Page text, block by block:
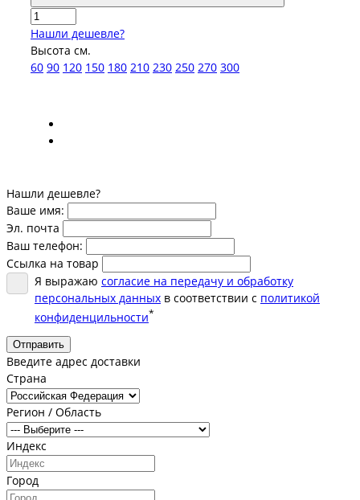
Нашли дешевле?
Высота см.
60 90 120 150 180 210 230 250 270 300
Нашли дешевле?
Ваше имя:
Эл. почта
Ваш телефон:
Ссылка на товар
Я выражаю согласие на передачу и обработку
персональных данных в соответствии с политикой
конфиденцильности*
Отправить
Введите адрес доставки
Страна
Регион / Область
Индекс
Город